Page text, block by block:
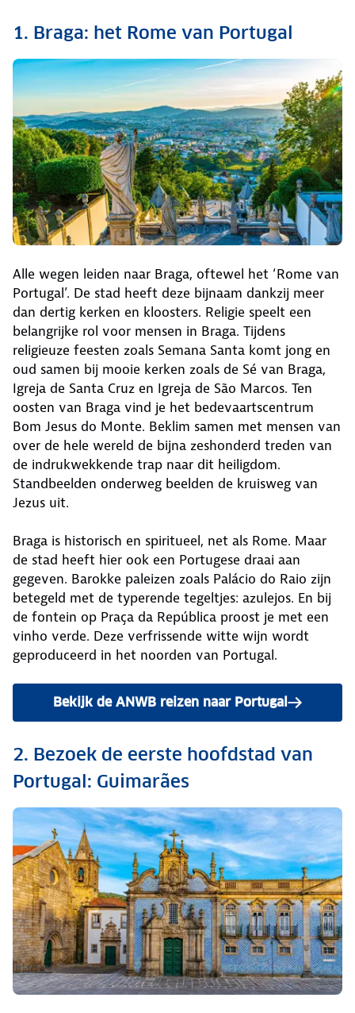
1. Braga: het Rome van Portugal
Alle wegen leiden naar Braga, oftewel het ‘Rome van
Portugal’. De stad heeft deze bijnaam dankzij meer
dan dertig kerken en kloosters. Religie speelt een
belangrijke rol voor mensen in Braga. Tijdens
religieuze feesten zoals Semana Santa komt jong en
oud samen bij mooie kerken zoals de Sé van Braga,
Igreja de Santa Cruz en Igreja de São Marcos. Ten
oosten van Braga vind je het bedevaartscentrum
Bom Jesus do Monte. Beklim samen met mensen van
over de hele wereld de bijna zeshonderd treden van
de indrukwekkende trap naar dit heiligdom.
Standbeelden onderweg beelden de kruisweg van
Jezus uit.
Braga is historisch en spiritueel, net als Rome. Maar
de stad heeft hier ook een Portugese draai aan
gegeven. Barokke paleizen zoals Palácio do Raio zijn
betegeld met de typerende tegeltjes: azulejos. En bij
de fontein op Praça da República proost je met een
vinho verde. Deze verfrissende witte wijn wordt
geproduceerd in het noorden van Portugal.
Bekijk de ANWB reizen naar Portugal
2. Bezoek de eerste hoofdstad van
Portugal: Guimarães